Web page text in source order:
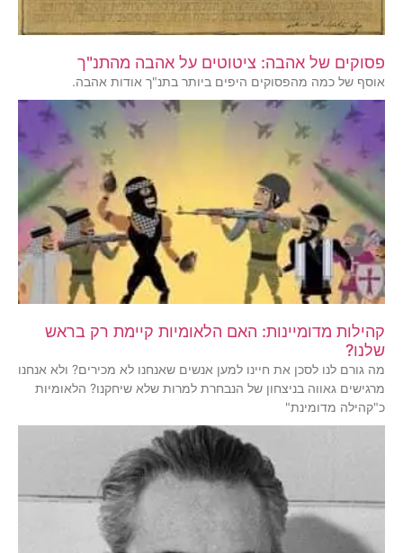
פסוקים של אהבה: ציטוטים על אהבה מהתנ"ך
אוסף של כמה מהפסוקים היפים ביותר בתנ"ך אודות אהבה.
קהילות מדומיינות: האם הלאומיות קיימת רק בראש
שלנו?
מה גורם לנו לסכן את חיינו למען אנשים שאנחנו לא מכירים? ולא אנחנו
מרגישים גאווה בניצחון של הנבחרת למרות שלא שיחקנו? הלאומיות
כ"קהילה מדומינת"